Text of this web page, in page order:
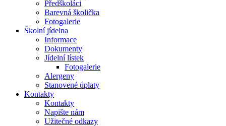
Předškoláci
Barevná školička
Fotogalerie
Školní jídelna
Informace
Dokumenty
Jídelní lístek
Fotogalerie
Alergeny
Stanovené úplaty
Kontakty
Kontakty
Napište nám
Užitečné odkazy